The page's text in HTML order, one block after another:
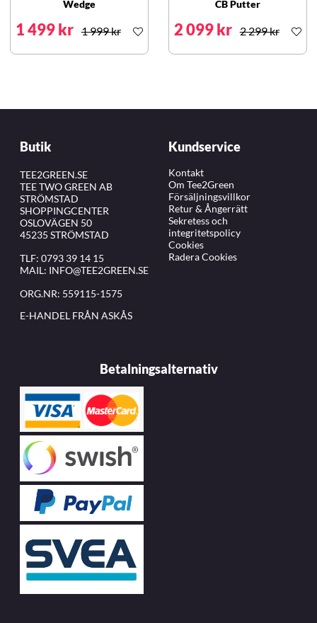
Wedge
1 499 kr 1 999 kr
CB Putter
2 099 kr 2 299 kr
Butik
TEE2GREEN.SE
TEE TWO GREEN AB
STRÖMSTAD
SHOPPINGCENTER
OSLOVÄGEN 50
45235 STRÖMSTAD
TLF: 0793 39 14 15
MAIL: INFO@TEE2GREEN.SE
ORG.NR: 559115-1575
E-HANDEL FRÅN ASKÅS
Kundservice
Kontakt
Om Tee2Green
Försäljningsvillkor
Retur & Ångerrätt
Sekretess och
integritetspolicy
Cookies
Radera Cookies
Betalningsalternativ